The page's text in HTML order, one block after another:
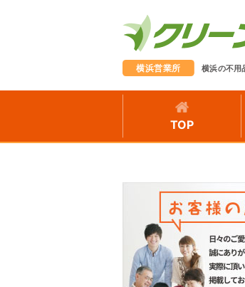
横浜営業所 横浜の不用
TOP